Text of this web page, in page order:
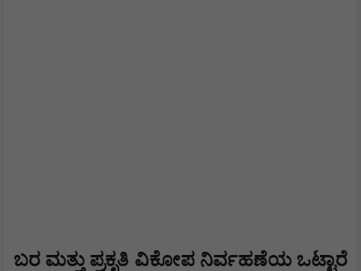
ಬರ ಮತ್ತು ಪ್ರಕೃತಿ ವಿಕೋಪ ನಿರ್ವಹಣೆಯ ಒಟ್ಟಾರೆ